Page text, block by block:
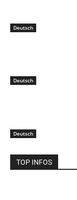
Deutsch
Deutsch
Deutsch
TOP INFOS